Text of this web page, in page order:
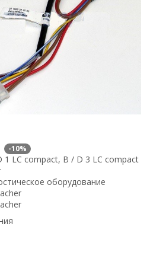
-10%
1 LC compact, B / D 3 LC compact
оборудование